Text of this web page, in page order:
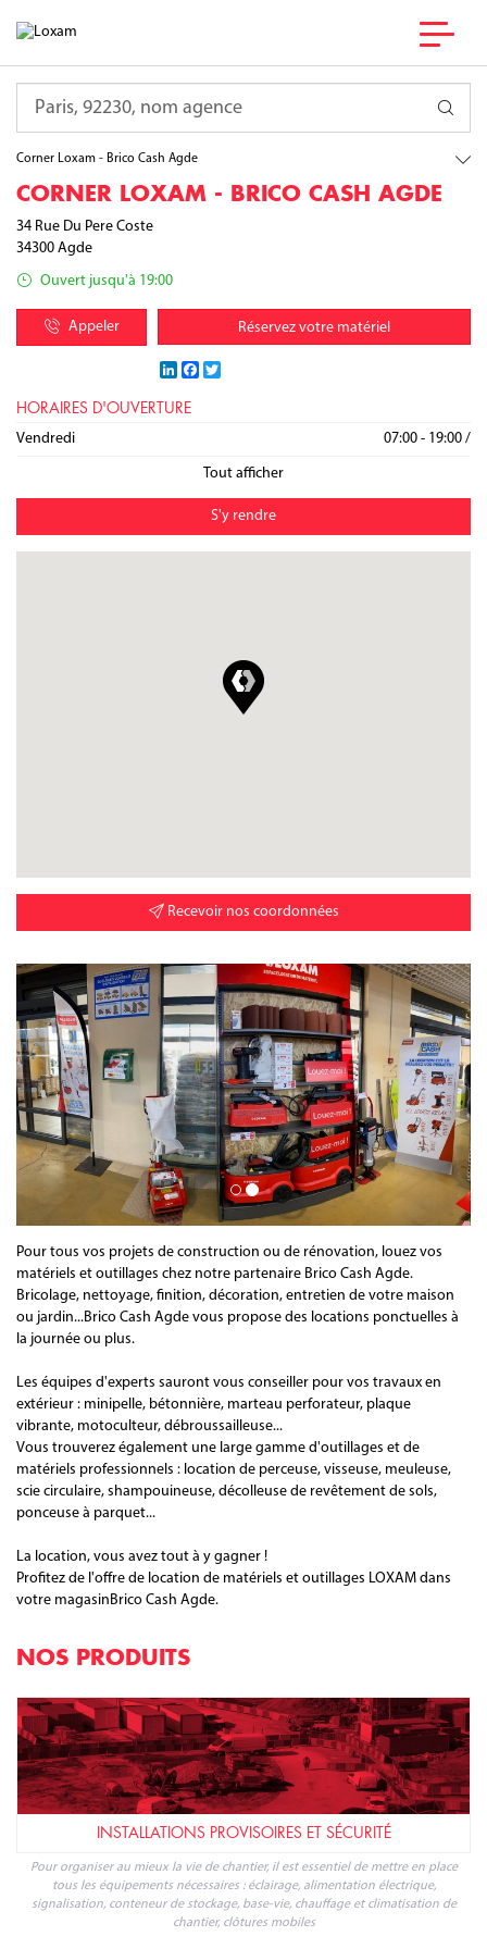
France
Corner Loxam - Brico Cash Agde
CORNER LOXAM - BRICO CASH AGDE
34 Rue Du Pere Coste
34300 Agde
Ouvert jusqu'à 19:00
Appeler Réservez votre matériel
LinkedInFacebook
HORAIRES D'OUVERTURE
Lundi 07:00 - 19:00 /
Mardi 07:00 - 19:00 /
Mercredi 07:00 - 19:00 /
Jeudi 07:00 - 19:00 /
Vendredi 07:00 - 19:00 /
Tout afficher
S'y rendre
Recevoir nos coordonnées
Pour tous vos projets de construction ou de rénovation, louez vos
matériels et outillages chez notre partenaire Brico Cash Agde.
Bricolage, nettoyage, finition, décoration, entretien de votre maison
ou jardin...Brico Cash Agde vous propose des locations ponctuelles à
la journée ou plus.
Les équipes d'experts sauront vous conseiller pour vos travaux en
extérieur : minipelle, bétonnière, marteau perforateur, plaque
vibrante, motoculteur, débroussailleuse...
Vous trouverez également une large gamme d'outillages et de
matériels professionnels : location de perceuse, visseuse, meuleuse,
scie circulaire, shampouineuse, décolleuse de revêtement de sols,
ponceuse à parquet...
La location, vous avez tout à y gagner !
Profitez de l'offre de location de matériels et outillages LOXAM dans
votre magasinBrico Cash Agde.
NOS PRODUITS
INSTALLATIONS PROVISOIRES ET SÉCURITÉ
Pour organiser au mieux la vie de chantier, il est essentiel de mettre en place
tous les équipements nécessaires : éclairage, alimentation électrique,
signalisation, conteneur de stockage, base-vie, chauffage et climatisation de
chantier, clôtures mobiles